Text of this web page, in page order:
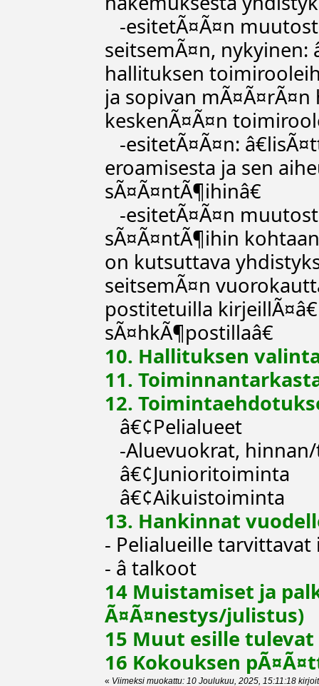
-esitetÃ¤Ã¤n
seitsemÃ¤n, nykyinen:
hallituksen
ja sopivan
keskenÃ¤Ã¤n
-esitetÃ¤Ã¤n:
eroamisesta ja sen
sÃ¤Ã¤ntÃ¶ihinâ€
-esitetÃ¤Ã¤n
sÃ¤Ã¤ntÃ¶ihin
on kutsuttava
seitsemÃ¤n
postitetuilla
sÃ¤hkÃ¶postillaâ€
10. Hallituksen
11.
12.
â€¢Pelialueet
-Aluevuokrat,
â€¢Junioritoiminta
â€¢Aikuistoiminta
13. Hankinnat
- Pelialueille
- â talkoot
14 Muistamiset ja
Ã¤Ã¤nestys/julistus)
15 Muut esille
16 Kokouksen
« Viimeksi muokattu: 10 Joulukuu, 2025, 15:11:18